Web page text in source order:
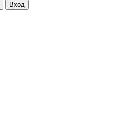
Вход